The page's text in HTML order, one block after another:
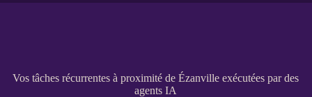
Vos tâches récurrentes à proximité de Ézanville exécutées par des
agents IA